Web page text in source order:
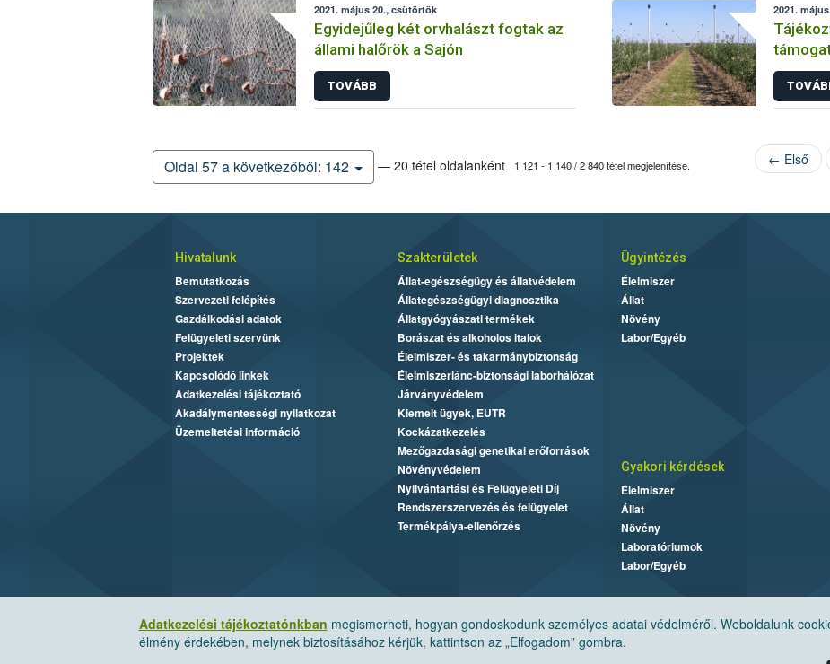
2021. május 20., csütörtök
Egyidejűleg két orvhalászt fogtak az
állami halőrök a Sajón
TOVÁBB
2021.
Oldal 57 a következőből: 142 — 20 tétel oldalanként 1 121 - 1 140 / 2 840 tétel megjelenítése. ← Első
Adatkezelési tájékoztatónkban megismerheti, hogyan gondoskodunk személyes adatai védelméről. Weboldalunk
élmény érdekében, melynek biztosításához kérjük, kattintson az „Elfogadom” gombra.
Hivatalunk
Bemutatkozás
Szervezeti felépítés
Gazdálkodási adatok
Felügyeleti szervünk
Projektek
Kapcsolódó linkek
Adatkezelési tájékoztató
Akadálymentességi nyilatkozat
Üzemeltetési információ
Szakterületek
Állat-egészségügy és állatvédelem
Állategészségügyi diagnosztika
Állatgyógyászati termékek
Borászat és alkoholos italok
Élelmiszer- és takarmánybiztonság
Élelmiszerlánc-biztonsági laborhálózat
Járványvédelem
Kiemelt ügyek, EUTR
Kockázatkezelés
Mezőgazdasági genetikai erőforrások
Növényvédelem
Nyilvántartási és Felügyeleti Díj
Rendszerszervezés és felügyelet
Termékpálya-ellenőrzés
Ügyintézés
Élelmiszer
Állat
Növény
Labor/Egyéb
Gyakori kérdések
Élelmiszer
Állat
Növény
Laboratóriumok
Labor/Egyéb